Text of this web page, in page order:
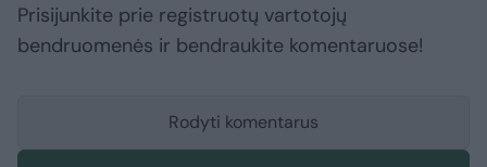
Prisijunkite prie registruotų vartotojų
bendruomenės ir bendraukite komentaruose!
Rodyti komentarus